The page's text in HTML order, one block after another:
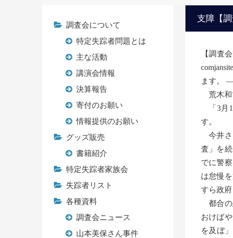
支障【調
【調査
ます
荒木和
「3月
す。
今井さ
査」を
でに警
は怠慢
すら政
都合の
おけば
を及ぼ
調査会について
特定失踪者問題とは
主な活動
講演会情報
決算報告
寄付のお願い
情報提供のお願い
グッズ販売
書籍紹介
特定失踪者家族会
失踪者リスト
各種資料
調査会ニュース
山本美保さん事件